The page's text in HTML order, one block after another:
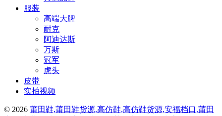
服装
高端大牌
耐克
阿迪达斯
万斯
冠军
虎头
皮带
实拍视频
© 2026 莆田鞋,莆田鞋货源,高仿鞋,高仿鞋货源,安福档口,莆田